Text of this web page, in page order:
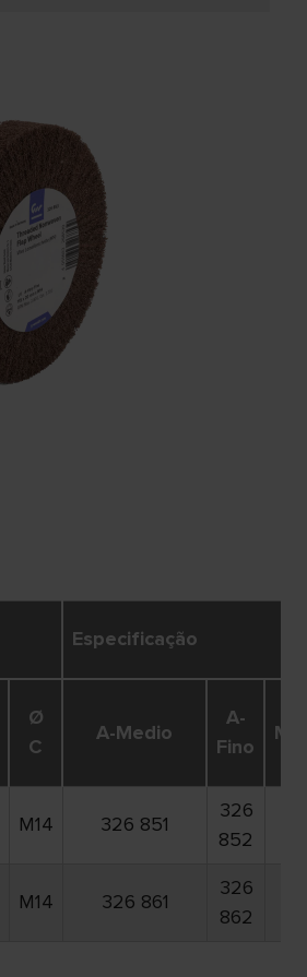
Especificação
Ø
C
A-Medio
A-
Fino
M14 326 851
326
852
M14 326 861
326
862